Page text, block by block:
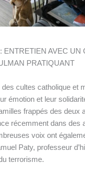
ENTRETIEN AVEC UN
PRATIQUANT
des cultes catholique et
émotion et leur
frappés des deux
récemment dans des
voix ont
Paty, professeur
terrorisme.